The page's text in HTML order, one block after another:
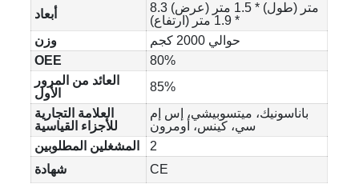
أبعاد
8.3 متر (طول) * 1.5 متر (عرض)
* 1.9 متر (ارتفاع)
وزن
حوالي 2000 كجم
OEE
80%
العائد من المرور
الأول
85%
العلامة التجارية
للأجزاء القياسية
باناسونيك، ميتسوبيشي، إس إم
سي، كينس، أومرون
المشغلين المطلوبين
2
شهادة
CE